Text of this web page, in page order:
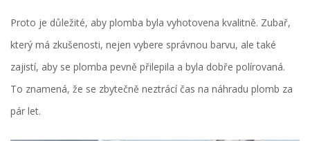
Proto je důležité, aby plomba byla vyhotovena kvalitně. Zubař,
který má zkušenosti, nejen vybere správnou barvu, ale také
zajistí, aby se plomba pevně přilepila a byla dobře polírovaná.
To znamená, že se zbytečně neztrácí čas na náhradu plomb za
pár let.